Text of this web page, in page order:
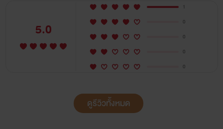
5.0
1
0
0
0
0
ดูรีวิวทั้งหมด